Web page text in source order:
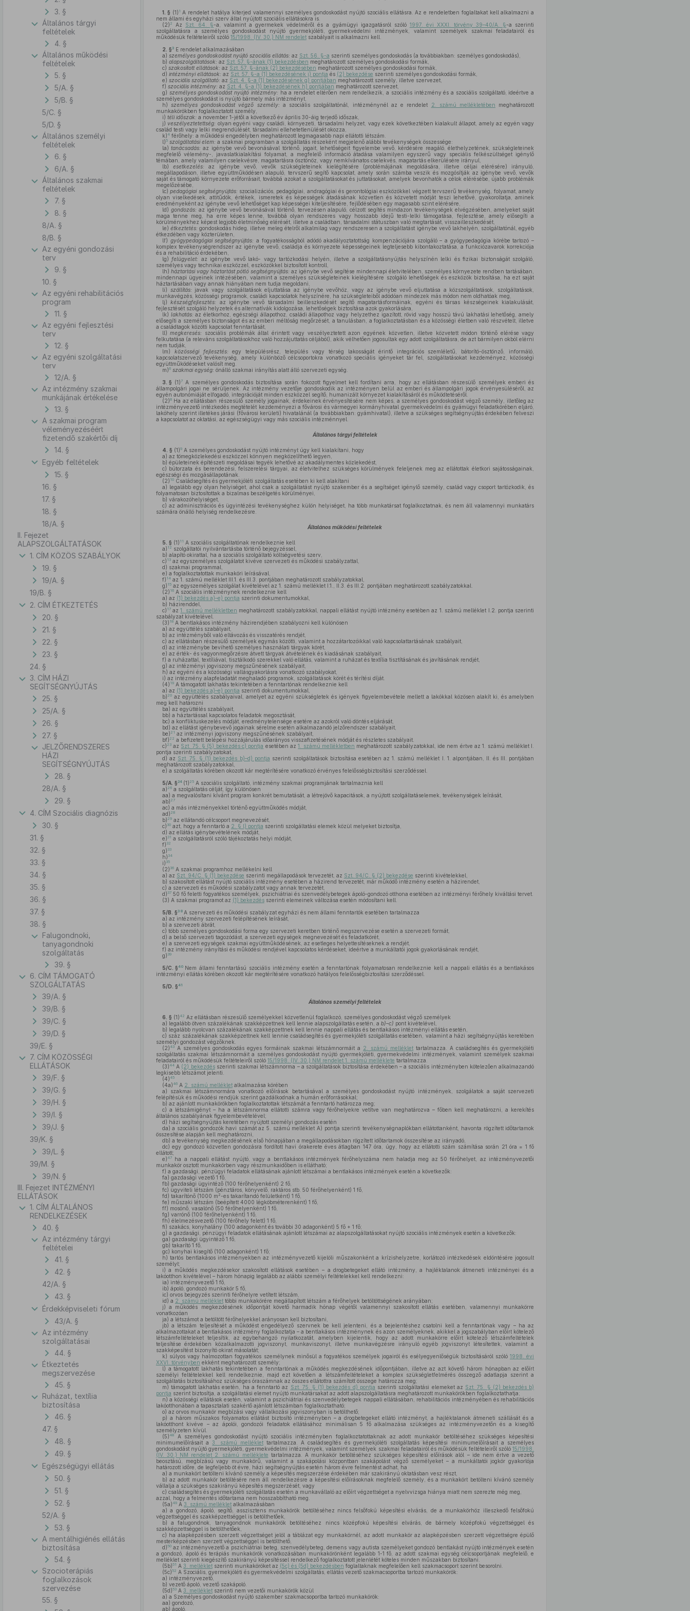
3. §
Általános tárgyi
feltételek
4. §
Általános működési
feltételek
5. §
5/A. §
5/B. §
5/C. §
5/D. §
Általános személyi
feltételek
6. §
6/A. §
Általános szakmai
feltételek
7. §
8. §
8/A. §
8/B. §
Az egyéni gondozási
terv
9. §
10. §
Az egyéni rehabilitációs
program
11. §
Az egyéni fejlesztési
terv
12. §
Az egyéni szolgáltatási
terv
12/A. §
Az intézmény szakmai
munkájának értékelése
13. §
A szakmai program
véleményezéséért
fizetendő szakértői díj
14. §
Egyéb feltételek
15. §
16. §
17. §
18. §
18/A. §
II. Fejezet
ALAPSZOLGÁLTATÁSOK
1. CÍM KÖZÖS SZABÁLYOK
19. §
19/A. §
19/B. §
2. CÍM ÉTKEZTETÉS
20. §
21. §
22. §
23. §
24. §
3. CÍM HÁZI
SEGÍTSÉGNYÚJTÁS
25. §
25/A. §
26. §
27. §
JELZŐRENDSZERES
HÁZI
SEGÍTSÉGNYÚJTÁS
28. §
28/A. §
29. §
4. CÍM Szociális diagnózis
30. §
31. §
32. §
33. §
34. §
35. §
36. §
37. §
38. §
Falugondnoki,
tanyagondnoki
szolgáltatás
39. §
6. CÍM TÁMOGATÓ
SZOLGÁLTATÁS
39/A. §
39/B. §
39/C. §
39/D. §
39/E. §
7. CÍM KÖZÖSSÉGI
ELLÁTÁSOK
39/F. §
39/G. §
39/H. §
39/I. §
39/J. §
39/K. §
39/L. §
39/M. §
39/N. §
III. Fejezet INTÉZMÉNYI
ELLÁTÁSOK
1. CÍM ÁLTALÁNOS
RENDELKEZÉSEK
40. §
Az intézmény tárgyi
feltételei
41. §
42. §
42/A. §
43. §
Érdekképviseleti fórum
43/A. §
Az intézmény
szolgáltatásai
44. §
Étkeztetés
megszervezése
45. §
Ruházat, textília
biztosítása
46. §
47. §
48. §
49. §
Egészségügyi ellátás
50. §
51. §
52. §
52/A. §
53. §
A mentálhigiénés ellátás
biztosítása
54. §
Szocioterápiás
foglalkozások
szervezése
55. §
1. § (1) 1 A rendelet hatálya kiterjed valamennyi személyes gondoskodást nyújtó szociális ellátásra. Az e rendeletben foglaltakat kell alkalmazni a
nem állami és egyházi szerv által nyújtott szociális ellátásokra is.
(2) 2 Az Szt. 64. §-a, valamint a gyermekek védelméről és a gyámügyi igazgatásról szóló 1997. évi XXXI. törvény 39–40/A. §-a szerinti
szolgáltatásra a személyes gondoskodást nyújtó gyermekjóléti, gyermekvédelmi intézmények, valamint személyek szakmai feladatairól és
működésük feltételeiről szóló 15/1998. (IV. 30.) NM rendeletszabályait is alkalmazni kell.
2. §3 E rendelet alkalmazásában
a) személyes gondoskodást nyújtó szociális ellátás: az Szt. 56. §-a szerinti személyes gondoskodás (a továbbiakban: személyes gondoskodás),
b) alapszolgáltatások: az Szt. 57. §-ának (1) bekezdésben meghatározott személyes gondoskodási formák,
c) szakosított ellátások: az Szt. 57. §-ának (2) bekezdésében meghatározott személyes gondoskodási formák,
d) intézményi ellátások: az Szt. 57. §-a (1) bekezdésének j) pontja és (2) bekezdése szerinti személyes gondoskodási formák,
e) szociális szolgáltató: az Szt. 4. §-a (1) bekezdésének g) pontjában meghatározott személy, illetve szervezet,
f) szociális intézmény: az Szt. 4. §-a (1) bekezdésének h) pontjában meghatározott szervezet,
g) személyes gondoskodást nyújtó intézmény: ha a rendelet eltérően nem rendelkezik, a szociális intézmény és a szociális szolgáltató, ideértve a
személyes gondoskodást is nyújtó bármely más intézményt,
h) személyes gondoskodást végző személy: a szociális szolgáltatónál, intézménynél az e rendelet 2. számú mellékletében meghatározott
munkakörökben foglalkoztatott személy,
i) téli időszak: a november 1-jétől a következő év április 30-áig terjedő időszak,
j) veszélyeztetettség: olyan egyéni vagy családi, környezeti, társadalmi helyzet, vagy ezek következtében kialakult állapot, amely az egyén vagy
család testi vagy lelki megrendülését, társadalmi ellehetetlenülését okozza,
k)4férőhely: a működési engedélyben meghatározott legmagasabb napi ellátotti létszám.
l)5 szolgáltatási elem: a szakmai programban a szolgáltatás részeként megjelenő alábbi tevékenységek összessége:
la) tanácsadás: az igénybe vevő bevonásával történő, jogait, lehetőségeit figyelembe vevő, kérdésére reagáló, élethelyzetének, szükségleteinek
megfelelő vélemény-, javaslatkialakítási folyamat, a megfelelő információ átadása valamilyen egyszerű vagy speciális felkészültséget igénylő
témában, amely valamilyen cselekvésre, magatartásra ösztönöz, vagy nemkívánatos cselekvés, magatartás elkerülésére irányul,
lb)
esetkezelés: az igénybe vevő, vevők szükségleteinek kielégítésére (problémájának megoldására, illetve céljai elérésére) irányuló,
megállapodáson, illetve együttműködésen alapuló, tervszerű segítő kapcsolat, amely során számba veszik és mozgósítják az igénybe vevő, vevők
saját és támogató környezete erőforrásait, továbbá azokat a szolgáltatásokat és juttatásokat, amelyek bevonhatók a célok elérésébe, újabb problémák
megelőzésébe,
lc) pedagógiai segítségnyújtás: szocializációs, pedagógiai, andragógiai és gerontológiai eszközökkel végzett tervszerű tevékenység, folyamat, amely
olyan viselkedések, attitűdök, értékek, ismeretek és képességek átadásának közvetlen és közvetett módját teszi lehetővé, gyakoroltatja, aminek
eredményeként az igénybe vevő lehetőséget kap képességei kiteljesítésére, fejlődésében egy magasabb szint elérésére,
ld) gondozás: az igénybe vevő bevonásával történő, tervezésen alapuló, célzott segítés mindazon tevékenységek elvégzésében, amelyeket saját
maga tenne meg, ha erre képes lenne, továbbá olyan rendszeres vagy hosszabb idejű testi-lelki támogatása, fejlesztése, amely elősegíti a
körülményekhez képest legjobb életminőség elérését, illetve a családban, társadalmi státuszban való megtartását, visszailleszkedését,
le) étkeztetés: gondoskodás hideg, illetve meleg ételről alkalmilag vagy rendszeresen a szolgáltatást igénybe vevő lakhelyén, szolgáltatónál, egyéb
étkezdében vagy közterületen,
lf) gyógypedagógiai segítségnyújtás: a fogyatékosságból adódó akadályoztatottság kompenzációjára szolgáló – a gyógypedagógia körébe tartozó –
komplex tevékenységrendszer az igénybe vevő, családja és környezete képességeinek legteljesebb kibontakoztatása, a funkciózavarok korrekciója
és a rehabilitáció érdekében,
lg) felügyelet: az igénybe vevő lakó- vagy tartózkodási helyén, illetve a szolgáltatásnyújtás helyszínén lelki és fizikai biztonságát szolgáló,
személyes vagy technikai eszközzel, eszközökkel biztosított kontroll,
lh) háztartási vagy háztartást pótló segítségnyújtás: az igénybe vevő segítése mindennapi életvitelében, személyes környezete rendben tartásában,
mindennapi ügyeinek intézésében, valamint a személyes szükségleteinek kielégítésére szolgáló lehetőségek és eszközök biztosítása, ha ezt saját
háztartásában vagy annak hiányában nem tudja megoldani,
li) szállítás: javak vagy szolgáltatások eljuttatása az igénybe vevőhöz, vagy az igénybe vevő eljuttatása a közszolgáltatások, szolgáltatások,
munkavégzés, közösségi programok, családi kapcsolatok helyszínére, ha szükségleteiből adódóan mindezek más módon nem oldhatóak meg,
lj)
készségfejlesztés:
az igénybe vevő társadalmi beilleszkedését segítő magatartásformáinak, egyéni és társas készségeinek kialakulását,
fejlesztését szolgáló helyzetek és alternatívák kidolgozása, lehetőségek biztosítása azok gyakorlására,
lk) lakhatás: az életkorhoz, egészségi állapothoz, családi állapothoz vagy helyzethez igazított, rövid vagy hosszú távú lakhatási lehetőség, amely
elősegíti a személyes biztonságot és az emberi méltóság megőrzését, a tanulásban, a foglalkoztatásban és a közösségi életben való részvételt, illetve
a családtagok közötti kapcsolat fenntartását,
ll) megkeresés:
szociális problémák által érintett vagy veszélyeztetett azon egyének közvetlen, illetve közvetett módon történő elérése vagy
felkutatása (a releváns szolgáltatásokhoz való hozzájuttatás céljából), akik vélhetően jogosultak egy adott szolgáltatásra, de azt bármilyen okból elérni
nem tudják,
lm)
közösségi fejlesztés: egy településrész, település vagy térség lakosságát érintő integrációs szemléletű, bátorító-ösztönző, informáló,
kapcsolatszervező tevékenység, amely különböző célcsoportokra vonatkozó speciális igényeket tár fel, szolgáltatásokat kezdeményez, közösségi
együttműködéseket valósít meg.
m)6 szakmai egység: önálló szakmai irányítás alatt álló szervezeti egység.
3. § (1)7 A személyes gondoskodás biztosítása során fokozott figyelmet kell fordítani arra, hogy az ellátásban részesülő személyek emberi és
állampolgári jogai ne sérüljenek. Az intézmény vezetője gondoskodik az intézményen belül az emberi és állampolgári jogok érvényesüléséről, az
egyén autonómiáját elfogadó, integrációját minden eszközzel segítő, humanizált környezet kialakításáról és működtetéséről.
(2)8Ha az ellátásban részesülő személy jogainak, érdekeinek érvényesítésére nem képes, a személyes gondoskodást végző személy, illetőleg az
intézményvezető intézkedés megtételét kezdeményezi a fővárosi és vármegyei kormányhivatal gyermekvédelmi és gyámügyi feladatkörében eljáró,
lakóhely szerint illetékes járási (fővárosi kerületi) hivatalánál (a továbbiakban: gyámhivatal), illetve a szükséges segítségnyújtás érdekében felveszi
a kapcsolatot az oktatási, az egészségügyi vagy más szociális intézménnyel.
Általános tárgyi feltételek
4. § (1)9A személyes gondoskodást nyújtó intézményt úgy kell kialakítani, hogy
a) az tömegközlekedési eszközzel könnyen megközelíthető legyen,
b) épületeinek építészeti megoldásai tegyék lehetővé az akadálymentes közlekedést,
c) bútorzata és berendezési, felszerelési tárgyai, az életvitelhez szükséges körülmények feleljenek meg az ellátottak életkori sajátosságainak,
egészségi és mozgásállapotának.
(2) 10Családsegítés és gyermekjóléti szolgáltatás esetében ki kell alakítani
a) legalább egy olyan helyiséget, ahol csak a szolgáltatást nyújtó szakember és a segítséget igénylő személy, család vagy csoport tartózkodik, és
folyamatosan biztosítottak a bizalmas beszélgetés körülményei,
b) várakozóhelyiséget,
c) az adminisztrációs és ügyintézési tevékenységhez külön helyiséget, ha több munkatársat foglalkoztatnak, és nem áll valamennyi munkatárs
számára önálló helyiség rendelkezésre.
Általános működési feltételek
5. § (1) 11 A szociális szolgáltatónak rendelkeznie kell
a) 12 szolgáltatói nyilvántartásba történő bejegyzéssel,
b) alapító okirattal, ha a szociális szolgáltató költségvetési szerv,
c) 13az egyszemélyes szolgálatot kivéve szervezeti és működési szabályzattal,
d) szakmai programmal,
e) a foglalkoztatottak munkaköri leírásával,
f) 14az 1. számú melléklet III.1. és III.3. pontjában meghatározott szabályzatokkal,
g) 15az egyszemélyes szolgálat kivételével az 1. számú melléklet I.1., II.3. és III.2. pontjában meghatározott szabályzatokkal.
(2) 16A szociális intézménynek rendelkeznie kell
a) az (1) bekezdés a)–e) pontja szerinti dokumentumokkal,
b) házirenddel,
c) 17az1. számú mellékletben meghatározott szabályzatokkal, nappali ellátást nyújtó intézmény esetében az 1. számú melléklet I.2. pontja szerinti
szabályzat kivételével.
(3) 18A bentlakásos intézmény házirendjében szabályozni kell különösen
a) az együttélés szabályait,
b) az intézményből való eltávozás és visszatérés rendjét,
c) az ellátásban részesülő személyek egymás közötti, valamint a hozzátartozóikkal való kapcsolattartásának szabályait,
d) az intézménybe bevihető személyes használati tárgyak körét,
e) az érték- és vagyonmegőrzésre átvett tárgyak átvételének és kiadásának szabályait,
f) a ruházattal, textíliával, tisztálkodó szerekkel való ellátás, valamint a ruházat és textília tisztításának és javításának rendjét,
g) az intézményi jogviszony megszűnésének szabályait,
h) az egyéni és a közösségi vallásgyakorlásra vonatkozó szabályokat,
i) az intézmény alapfeladatát meghaladó programok, szolgáltatások körét és térítési díját.
(4) 19A támogatott lakhatás tekintetében a fenntartónak rendelkeznie kell
a) az (1) bekezdés a)–e) pontja szerinti dokumentumokkal,
b) 20az együttélés szabályaival, amelyet az egyéni szükségletek és igények figyelembevétele mellett a lakókkal közösen alakít ki, és amelyben
meg kell határozni
ba) az együttélés szabályait,
bb) a háztartással kapcsolatos feladatok megosztását,
bc) a konfliktuskezelés módját, eredménytelensége esetére az azokról való döntés eljárását,
bd) az ellátást igénybevevő jogainak sérelme esetén alkalmazandó jelzőrendszer szabályait,
be) 21 az intézményi jogviszony megszűnésének szabályait,
bf) 22 a befizetett belépési hozzájárulás időarányos visszafizetésének módját és részletes szabályait.
c) 23az Szt. 75. § (5) bekezdés c) pontja esetében az1. számú mellékletben meghatározott szabályzatokkal, ide nem értve az 1. számú melléklet I.
pontja szerinti szabályzatokat,
d) az Szt. 75. § (1) bekezdés b)–d) pontja szerinti szolgáltatások biztosítása esetében az 1. számú melléklet I. 1. alpontjában, II. és III. pontjában
meghatározott szabályzatokkal,
e) a szolgáltatás körében okozott kár megtérítésére vonatkozó érvényes felelősségbiztosítási szerződéssel.
5/A. §24 (1) 25A szociális szolgáltató, intézmény szakmai programjának tartalmaznia kell
a) 26a szolgáltatás célját, így különösen
aa) a megvalósítani kívánt program konkrét bemutatását, a létrejövő kapacitások, a nyújtott szolgáltatáselemek, tevékenységek leírását,
ab) 27
ac) a más intézményekkel történő együttműködés módját,
ad) 28
b) 29az ellátandó célcsoport megnevezését,
c) 30azt, hogy a fenntartó a 2. § l) pontja szerinti szolgáltatási elemek közül melyeket biztosítja,
d) az ellátás igénybevételének módját,
e) 31 a szolgáltatásról szóló tájékoztatás helyi módját,
f) 32
g) 33
h) 34
i) 35
(2) 36A szakmai programhoz mellékelni kell
a) az Szt. 94/C. § (1) bekezdése szerinti megállapodások tervezetét, az Szt. 94/C. § (2) bekezdése szerinti kivételekkel,
b) szakosított ellátást nyújtó szociális intézmény esetében a házirend tervezetét, már működő intézmény esetén a házirendet,
c) a szervezeti és működési szabályzatot vagy annak tervezetét,
d) 3750 fő feletti fogyatékos személyek, pszichiátriai és szenvedélybetegek ápoló-gondozó otthona esetében az intézményi férőhely kiváltási tervet.
(3) A szakmai programot az (1) bekezdésszerinti elemeinek változása esetén módosítani kell.
5/B. §38 A szervezeti és működési szabályzat egyházi és nem állami fenntartók esetében tartalmazza
a) az intézmény szervezeti felépítésének leírását,
b) a szervezeti ábrát,
c) több személyes gondoskodási forma egy szervezeti keretben történő megszervezése esetén a szervezeti formát,
d) a belső szervezeti tagozódást, a szervezeti egységek megnevezését és feladatkörét,
e) a szervezeti egységek szakmai együttműködésének, az esetleges helyettesítéseknek a rendjét,
f) az intézmény irányítási és működési rendjével kapcsolatos kérdéseket, ideértve a munkáltatói jogok gyakorlásának rendjét,
g) 39
5/C. §40 Nem állami fenntartású szociális intézmény esetén a fenntartónak folyamatosan rendelkeznie kell a nappali ellátás és a bentlakásos
intézményi ellátás körében okozott kár megtérítésére vonatkozó hatályos felelősségbiztosítási szerződéssel.
5/D. §41
Általános személyi feltételek
6. § (1)42 Az ellátásban részesülő személyekkel közvetlenül foglalkozó, személyes gondoskodást végző személyek
a) legalább ötven százalékának szakképzettnek kell lennie alapszolgáltatás esetén, a b)–c) pont kivételével,
b) legalább nyolcvan százalékának szakképzettnek kell lennie nappali ellátás és bentlakásos intézményi ellátás esetén,
c) száz százalékának szakképzettnek kell lennie családsegítés és gyermekjóléti szolgáltatás esetében, valamint a házi segítségnyújtás keretében
személyi gondozást végzőknek.
(2)43A személyes gondoskodás egyes formáinak szakmai létszámnormáit a 2. számú melléklet tartalmazza. A családsegítés és gyermekjóléti
szolgáltatás szakmai létszámnormáit a személyes gondoskodást nyújtó gyermekjóléti, gyermekvédelmi intézmények, valamint személyek szakmai
feladatairól és működésük feltételeiről szóló 15/1998. (IV. 30.) NM rendelet 1. számú melléklete tartalmazza.
(3)44A (2) bekezdésszerinti szakmai létszámnorma – a szolgáltatások biztosítása érdekében – a szociális intézményben kötelezően alkalmazandó
legkisebb létszámot jelenti.
(4)45
(4a)46A 2. számú mellékletalkalmazása körében
a) szakmai létszámnormára vonatkozó előírások betartásával a személyes gondoskodást nyújtó intézmények, szolgálatok a saját szervezeti
felépítésük és működési rendjük szerint gazdálkodnak a humán erőforrásokkal;
b) az ajánlott munkakörökben foglalkoztatottak létszámát a fenntartó határozza meg;
c) a létszámigényt – ha a létszámnorma ellátotti számra vagy férőhelyekre vetítve van meghatározva – főben kell meghatározni, a kerekítés
általános szabályának figyelembevételével;
d) házi segítségnyújtás keretében nyújtott személyi gondozás esetén
da) a szociális gondozók havi számát az 5. számú melléklet A) pontja szerinti tevékenységnaplókban ellátottanként, havonta rögzített időtartamok
összesítése alapján kell meghatározni,
db) a tevékenység megkezdésének első hónapjában a megállapodásokban rögzített időtartamok összesítése az irányadó,
dc) egy gondozó közvetlen gondozásra fordított havi órakerete éves átlagban 147 óra, úgy, hogy az ellátotti szám számítása során 21 óra = 1 fő
ellátott;
e)47ha a nappali ellátást nyújtó, vagy a bentlakásos intézmények férőhelyszáma nem haladja meg az 50 férőhelyet, az intézményvezetői
munkakör osztott munkakörben vagy részmunkaidőben is ellátható;
f) a gazdasági, pénzügyi feladatok ellátásának ajánlott létszámai a bentlakásos intézmények esetén a következők:
fa) gazdasági vezető 1 fő,
fb) gazdasági ügyintéző (100 férőhelyenként) 2 fő,
fc) ügyviteli létszám (pénztáros, könyvelő, raktáros stb. 50 férőhelyenként) 1 fő,
fd) takarítónő (1000 m 2-es takarítandó felületként) 1 fő,
fe) műszaki létszám (beépített 4000 légköbméterenként) 1 fő,
ff) mosónő, vasalónő (50 férőhelyenként) 1 fő,
fg) varrónő (100 férőhelyenként) 1 fő,
fh) élelmezésvezető (100 férőhely felett) 1 fő,
fi) szakács, konyhalány (100 adagonként és további 30 adagonként) 5 fő + 1 fő;
g) a gazdasági, pénzügyi feladatok ellátásának ajánlott létszámai az alapszolgáltatásokat nyújtó szociális intézmények esetén a következők:
ga) gazdasági ügyintéző 1 fő,
gb) takarító 1 fő,
gc) konyhai kisegítő (100 adagonként) 1 fő;
h) tartós bentlakásos intézményekben az intézményvezető kijelöli műszakonként a krízishelyzetre, korlátozó intézkedések eldöntésére jogosult
személyt;
i) a működés megkezdésekor szakosított ellátások esetében – a drogbetegeket ellátó intézmény, a hajléktalanok átmeneti intézményei és a
lakóotthon kivételével – három hónapig legalább az alábbi személyi feltételekkel kell rendelkezni:
ia) intézményvezető 1 fő,
ib) ápoló, gondozó munkakör 5 fő,
ic) orvos bejegyzés szerinti férőhelyre vetített létszám,
id) a 2. számú melléklettöbbi munkakörére megállapított létszám a férőhelyek betöltöttségének arányában;
j) a működés megkezdésének időpontját követő harmadik hónap végétől valamennyi szakosított ellátás esetében, valamennyi munkakörre
vonatkozóan
ja) a létszámot a betöltött férőhelyekkel arányosan kell biztosítani,
jb) a létszám teljesítését a működést engedélyező szervnek be kell jelenteni, és a bejelentéshez csatolni kell a fenntartónak vagy – ha az
alkalmazottakat a bentlakásos intézmény foglalkoztatja – a bentlakásos intézménynek és azon személyeknek, akikkel a jogszabályban előírt kötelező
létszámfeltételeket teljesítik, az egybehangzó nyilatkozatát, amelyben kijelentik, hogy az adott munkakörre előírt kötelező létszámfeltételek
teljesítése érdekében közalkalmazotti jogviszonyt, munkaviszonyt, illetve munkavégzésre irányuló egyéb jogviszonyt létesítettek, valamint a
szakképesítést bizonyító okirat másolatát;
k) súlyos vagy halmozottan fogyatékos személynek minősül a fogyatékos személyek jogairól és esélyegyenlőségük biztosításáról szóló1998. évi
XXVI. törvényben ekként meghatározott személy;
l) a támogatott lakhatás tekintetében a fenntartónak a működés megkezdésének időpontjában, illetve az azt követő három hónapban az előírt
személyi feltételekkel kell rendelkeznie, majd ezt követően a létszámfeltételeket a komplex szükségletfelmérés összegző adatlapja szerint a
szolgáltatás biztosításához szükséges óraszámnak az összes ellátottra számított összege határozza meg;
m) támogatott lakhatás esetén, ha a fenntartó az Szt. 75. § (1) bekezdés d) pontja szerinti szolgáltatási elemeket az Szt. 75. § (2) bekezdés b)
pontja szerint biztosítja, a szolgáltatási elemet nyújtó munkatársakat az adott alapszolgáltatásra meghatározott munkakörökben foglalkoztathatja;
n) a közösségi ellátások esetén, valamint a pszichiátriai és szenvedélybetegek nappali ellátásában, rehabilitációs intézményében és rehabilitációs
lakóotthonában a tapasztalati szakértő ajánlott létszámban foglalkoztatható;
o) az orvos munkakör megbízási vagy vállalkozási jogviszonyban is betölthető;
p) a három műszakos folyamatos ellátást biztosító intézményben – a drogbetegeket ellátó intézményt, a hajléktalanok átmeneti szállását és a
lakóotthont kivéve – az ápolói, gondozói feladatok ellátásához minimálisan 5 fő alkalmazása szükséges az intézményvezetőn és a kisegítő
személyzeten kívül.
(5)48A személyes gondoskodást nyújtó szociális intézményben foglalkoztatottaknak az adott munkakör betöltéséhez szükséges képesítési
minimumelőírásait a3. számú melléklettartalmazza. A családsegítés és gyermekjóléti szolgáltatás képesítési minimumelőírásait a személyes
gondoskodást nyújtó gyermekjóléti, gyermekvédelmi intézmények, valamint személyek szakmai feladatairól és működésük feltételeiről szóló15/1998.
(IV. 30.) NM rendelet 2. számú melléklete tartalmazza. A munkakör betöltéséhez szükséges képesítési előírások alól – ide nem értve a vezető
beosztású, megbízású vagy munkakörű, valamint a szakápolási központban szakápolást végző személyeket – a munkáltatói jogkör gyakorlója
határozott időre, de legfeljebb öt évre, házi segítségnyújtás esetén három évre felmentést adhat, ha
a) a munkakört betölteni kívánó személy a képesítés megszerzése érdekében már szakirányú oktatásban vesz részt,
b) az adott munkakör betöltésére nem áll rendelkezésre a képesítési előírásoknak megfelelő személy, és a munkakört betölteni kívánó személy
vállalja a szükséges szakirányú képesítés megszerzését, vagy
c) családsegítés és gyermekjóléti szolgáltatás esetén a munkavállaló az előírt végzettséget a nyelvvizsga hiánya miatt nem szerezte még meg,
azzal, hogy a felmentés időtartama nem hosszabbítható meg.
(5a)49A 3. számú mellékletalkalmazásában
a) a gondozó, ápoló, segítő, asszisztens munkakörök betöltéséhez nincs felsőfokú képesítési elvárás, de a munkakörhöz illeszkedő felsőfokú
végzettséggel és szakképzettséggel is betölthetőek,
b) a falugondnok, tanyagondnok munkakörök betöltéséhez nincs középfokú képesítési elvárás, de bármely középfokú végzettséggel és
szakképzettséggel is betölthetőek,
c) ha alapképzésben szerzett végzettséget jelöl a táblázat egy munkakörnél, az adott munkakör az alapképzésben szerzett végzettségre épülő
mesterképzésben szerzett végzettséggel is betölthető,
d)50az intézményvezető a pszichiátriai beteg, szenvedélybeteg, demens vagy autista személyeket gondozó bentlakást nyújtó intézmények esetén
a gondozó, ápoló és terápiás munkakörök vonatkozásában munkakörönként legalább 1-1 fő, az adott szakmai egység célcsoportjának megfelelő, e
melléklet szerinti kiegészítő szakirányú képesítéssel rendelkező foglalkoztatott jelenlétét köteles minden műszakban biztosítani.
(5b)51 A 3. mellékletszerinti munkaköröket az (5c) és (5d) bekezdésben foglaltaknak megfelelően kell szakmacsoport szerint besorolni.
(5c)52 A Szociális, gyermekjóléti és gyermekvédelmi szolgáltatás, ellátás vezető szakmacsoportba tartozó munkakörök:
a) intézményvezető,
b) vezető ápoló, vezető szakápoló.
(5d)53A 3. mellékletszerinti nem vezetői munkakörök közül
a) a Személyes gondoskodást nyújtó szakember szakmacsoportba tartozó munkakörök:
aa) gondozó,
ab) ápoló,